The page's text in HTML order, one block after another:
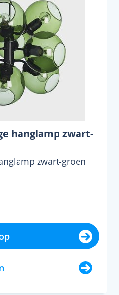
hanglamp zwart-
zwart-groen